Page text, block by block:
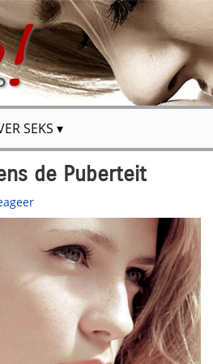
SEKS
VOOR JOU GETEST
SITEMAP
de Puberteit